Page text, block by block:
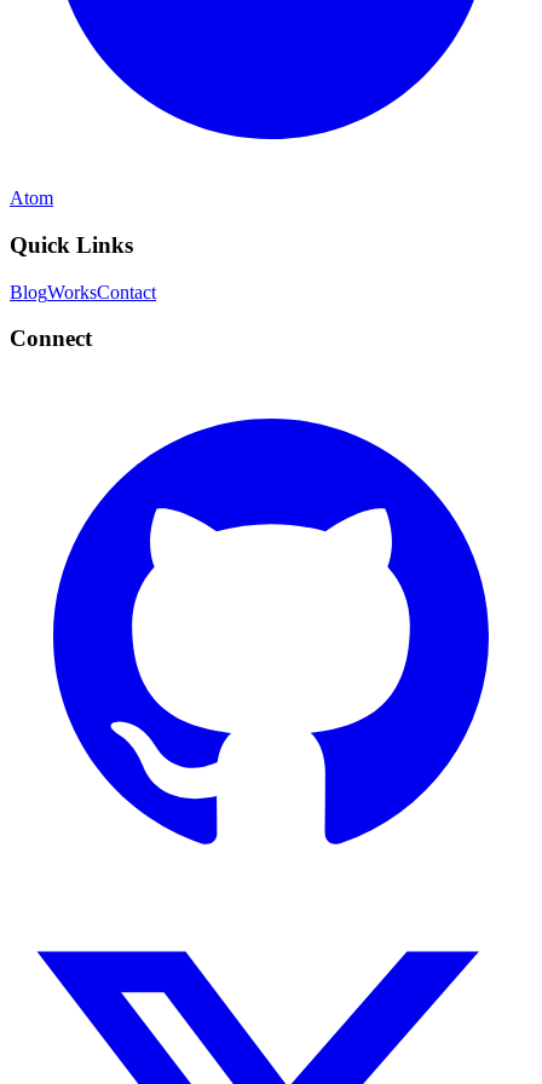
Atom
Quick Links
BlogWorksContact
Connect